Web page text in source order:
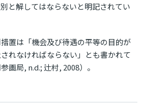
と解してはならないと明記されてい
置は「機会及び待遇の平等の目的が
れなければならない」とも書かれて
画局, n.d.; 辻村, 2008）。